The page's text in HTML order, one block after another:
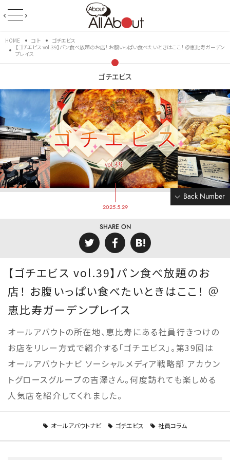
HOME コト
ゴチエビス
【ゴチエビス vol.39】パン食べ放題のお店！ お腹いっぱい食べたいときはここ！ ＠恵比寿ガーデン
プレイス
ゴチエビス
Back Number
2025.5.29
SHARE ON
【ゴチエビス vol.39】パン食べ放題のお
店！ お腹いっぱい食べたいときはここ！ ＠
恵比寿ガーデンプレイス
オールアバウトの所在地、恵比寿にある社員行きつけの
お店をリレー方式で紹介する「ゴチエビス」。第39回は
オールアバウトナビ ソーシャルメディア戦略部 アカウン
トグロースグループの吉澤さん。何度訪れても楽しめる
人気店を紹介してくれました。
オールアバウトナビ ゴチエビス 社員コラム